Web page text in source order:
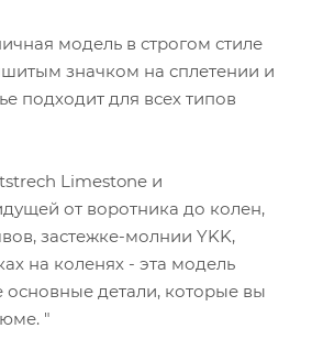
модель в строгом стиле
значком на сплетении и
подходит для всех типов
Limestone и
от воротника до колен,
застежке-молнии YKK,
на коленях - эта модель
основные детали, которые вы
"